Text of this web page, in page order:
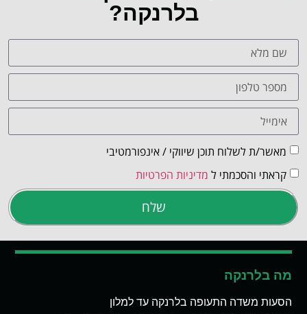
בלרנקה?
מאשר/ת לשלוח תוכן שיווקי / אינפורמטיבי
קראתי והסכמתי ל מדיניות הפרטיות
שלח
מה בלרנקה
הסעות משדה התעופה בלרנקה עד למלון